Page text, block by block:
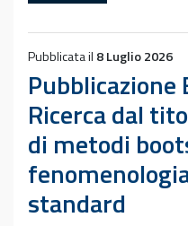
Pubblicata il 8 Luglio 2026
Pubblicazione
Ricerca dal
di metodi
standard